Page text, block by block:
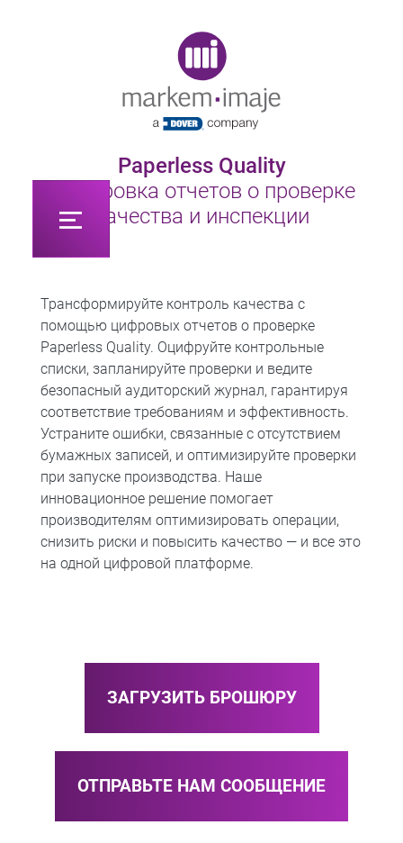
Paperless Quality
Оцифровка отчетов о проверке
качества и инспекции
Трансформируйте контроль качества с
помощью цифровых отчетов о проверке
Paperless Quality. Оцифруйте контрольные
списки, запланируйте проверки и ведите
безопасный аудиторский журнал, гарантируя
соответствие требованиям и эффективность.
Устраните ошибки, связанные с отсутствием
бумажных записей, и оптимизируйте проверки
при запуске производства. Наше
инновационное решение помогает
производителям оптимизировать операции,
снизить риски и повысить качество — и все это
на одной цифровой платформе.
ЗАГРУЗИТЬ БРОШЮРУ
ОТПРАВЬТЕ НАМ СООБЩЕНИЕ